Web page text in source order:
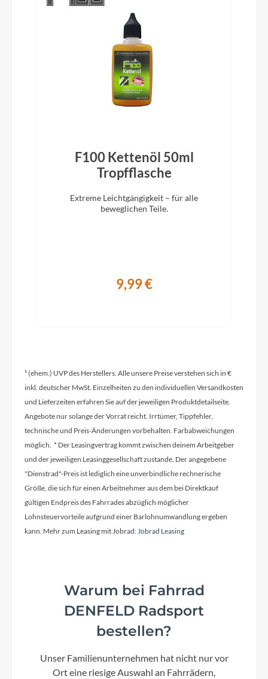
Pedale
CUBE PP MTB medium
Ständer
ACID FM Pure Kickstand
Knog Oi
CUBE Performance Stem, 31.8mm
Griffe
ACID Hybrid Tour
Ladegerät
Bosch 2A
Schaltwerk
Rahmenmaterial
Aluminium Superlite
ACID MTB Hybrid Pro, 44T
F100 Kettenöl 50ml
Tropfflasche
Extreme Leichtgängigkeit – für alle
beweglichen Teile.
9,99 €
¹ (ehem.) UVP des Herstellers. Alle unsere Preise verstehen sich in €
inkl. deutscher MwSt. Einzelheiten zu den individuellen Versandkosten
und Lieferzeiten erfahren Sie auf der jeweiligen Produktdetailseite.
Angebote nur solange der Vorrat reicht. Irrtümer, Tippfehler,
technische und Preis-Änderungen vorbehalten. Farbabweichungen
möglich. * Der Leasingvertrag kommt zwischen deinem Arbeitgeber
und der jeweiligen Leasinggesellschaft zustande. Der angegebene
"Dienstrad"-Preis ist lediglich eine unverbindliche rechnerische
Größe, die sich für einen Arbeitnehmer aus dem bei Direktkauf
gültigen Endpreis des Fahrrades abzüglich möglicher
Lohnsteuervorteile aufgrund einer Barlohnumwandlung ergeben
kann. Mehr zum Leasing mit Jobrad:Jobrad Leasing
Warum bei Fahrrad
DENFELD Radsport
bestellen?
Unser Familienunternehmen hat nicht nur vor
Ort eine riesige Auswahl an Fahrrädern,